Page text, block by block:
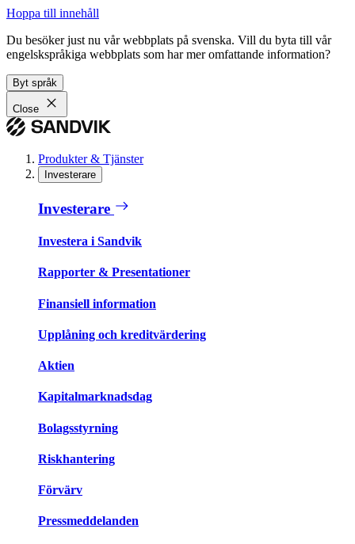
Hoppa till innehåll
Du besöker just nu vår webbplats på svenska. Vill du byta till vår
engelskspråkiga webbplats som har mer omfattande information?
Byt språk
Close
Produkter & Tjänster
Investerare
Investerare
Investera i Sandvik
Rapporter & Presentationer
Finansiell information
Upplåning och kreditvärdering
Aktien
Kapitalmarknadsdag
Bolagsstyrning
Riskhantering
Förvärv
Pressmeddelanden